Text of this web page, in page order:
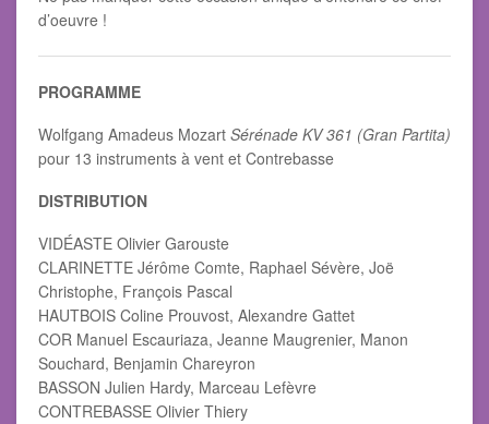
d’oeuvre !
PROGRAMME
Wolfgang Amadeus Mozart Sérénade KV 361 (Gran Partita)
pour 13 instruments à vent et Contrebasse
DISTRIBUTION
VIDÉASTE Olivier Garouste
CLARINETTE Jérôme Comte, Raphael Sévère, Joë
Christophe, François Pascal
HAUTBOIS Coline Prouvost, Alexandre Gattet
COR Manuel Escauriaza, Jeanne Maugrenier, Manon
Souchard, Benjamin Chareyron
BASSON Julien Hardy, Marceau Lefèvre
CONTREBASSE Olivier Thiery